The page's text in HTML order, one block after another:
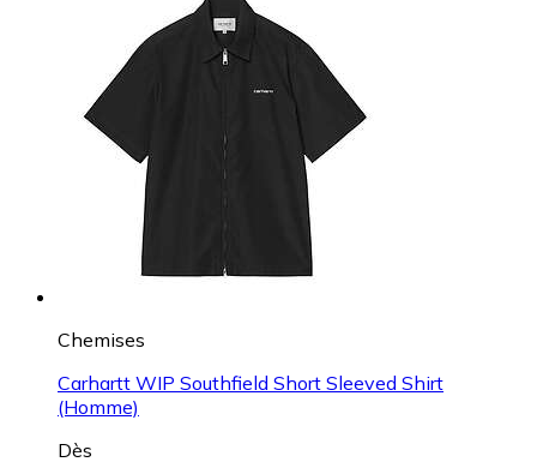
Chemises
Carhartt WIP Southfield Short Sleeved Shirt
(Homme)
Dès